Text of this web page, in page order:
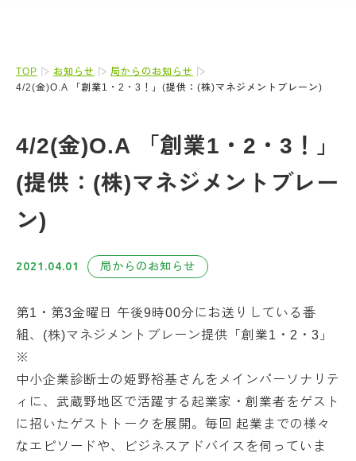
TOP お知らせ
局からのお知らせ
4/2(金)O.A 「創業1・2・3！」(提供：(株)マネジメントブレーン)
4/2(金)O.A 「創業1・2・3！」
(提供：(株)マネジメントブレー
ン)
2021.04.01 局からのお知らせ
第1・第3金曜日 午後9時00分にお送りしている番
組、(株)マネジメントブレーン提供「創業1・2・3」
※
中小企業診断士の姫野裕基さんをメインパーソナリテ
ィに、武蔵野地区で活躍する起業家・創業者をゲスト
に招いたゲストトークを展開。毎回 起業までの様々
なエピソードや、ビジネスアドバイスを伺っていま